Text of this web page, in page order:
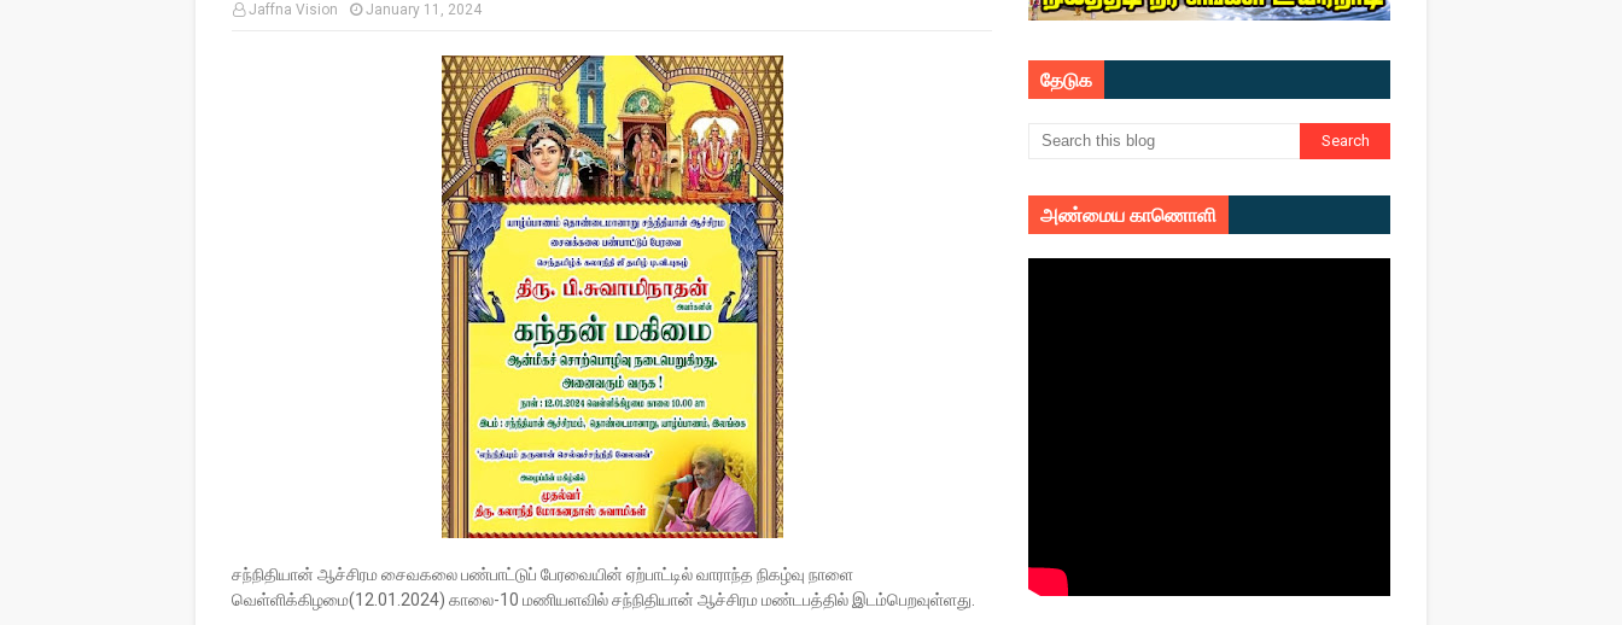
Jaffna Vision January 11, 2024
சந்நிதியான் ஆச்சிரம சைவகலை பண்பாட்டுப் பேரவையின் ஏற்பாட்டில் வாராந்த நிகழ்வு நாளை
வெள்ளிக்கிழமை(12.01.2024) காலை-10 மணியளவில் சந்நிதியான் ஆச்சிரம மண்டபத்தில் இடம்பெறவுள்ளது.
தேடுக
அண்மைய காணொளி